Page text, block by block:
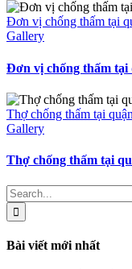
Đơn vị chống thấm tại
Gallery
Đơn vị chống thấm tại
Thợ chống thấm tại
Gallery
Thợ chống thấm tại
Search
for:
Bài viết mới nhất